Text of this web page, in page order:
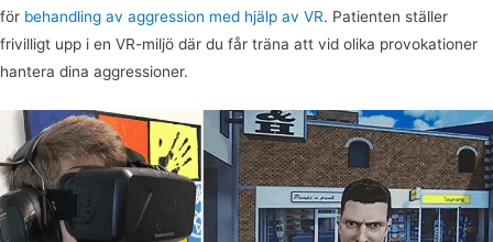
för behandling av aggression med hjälp av VR. Patienten ställer
frivilligt upp i en VR-miljö där du får träna att vid olika provokationer
hantera dina aggressioner.